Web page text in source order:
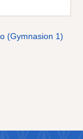
(Gymnasion 1)